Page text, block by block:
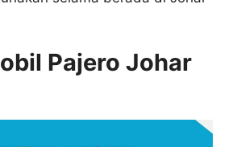
Pajero Johar